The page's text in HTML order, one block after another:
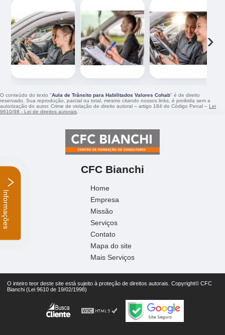
‹ ›
reservado. Sua reprodução, parcial ou total, mesmo citando nossos links, é proibida sem a
autorização do autor. Crime de violação de direito autoral – artigo 184 do Código Penal –
9610/98 - Lei de direitos autorais.
Empresa
Missão
Serviços
Contato
Mapa do site
Mais Serviços
O inteiro teor deste site está sujeito à proteção de direitos autorais. Copyright© CFC
Bianchi (Lei 9610 de 19/02/1998)
Informações